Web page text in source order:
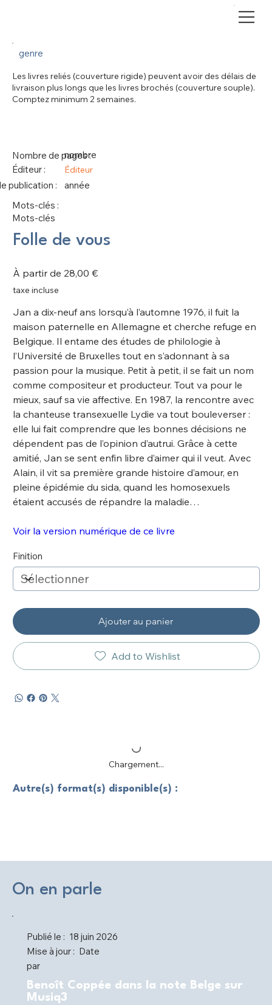
Nombre de pages :
Éditeur :
publication :
nombre
Éditeur
année
Mots-clés :
Mots-clés
Autre(s) format(s) disponible(s) :
genre
Les livres reliés (couverture rigide) peuvent avoir des délais de
livraison plus longs que les livres brochés (couverture souple).
Comptez minimum 2 semaines.
Folle de vous
À partir de Prix
28,00 €
taxe incluse
Jan a dix-neuf ans lorsqu’à l’automne 1976, il fuit la
maison paternelle en Allemagne et cherche refuge en
Belgique. Il entame des études de philologie à
l’Université de Bruxelles tout en s’adonnant à sa
passion pour la musique. Petit à petit, il se fait un nom
comme compositeur et producteur. Tout va pour le
mieux, sauf sa vie affective. En 1987, la rencontre avec
la chanteuse transexuelle Lydie va tout bouleverser :
elle lui fait comprendre que les bonnes décisions ne
dépendent pas de l’opinion d’autrui. Grâce à cette
amitié, Jan se sent enfin libre d’aimer qui il veut. Avec
Alain, il vit sa première grande histoire d’amour, en
pleine épidémie du sida, quand les homosexuels
étaient accusés de répandre la maladie…
Voir la version numérique de ce livre
Finition
Ajouter au panier
Add to Wishlist
Chargement...
On en parle
Publié le : 18 juin 2026
Mise à jour : Date
par
Benoît Coppée dans la note Belge sur
Musiq3